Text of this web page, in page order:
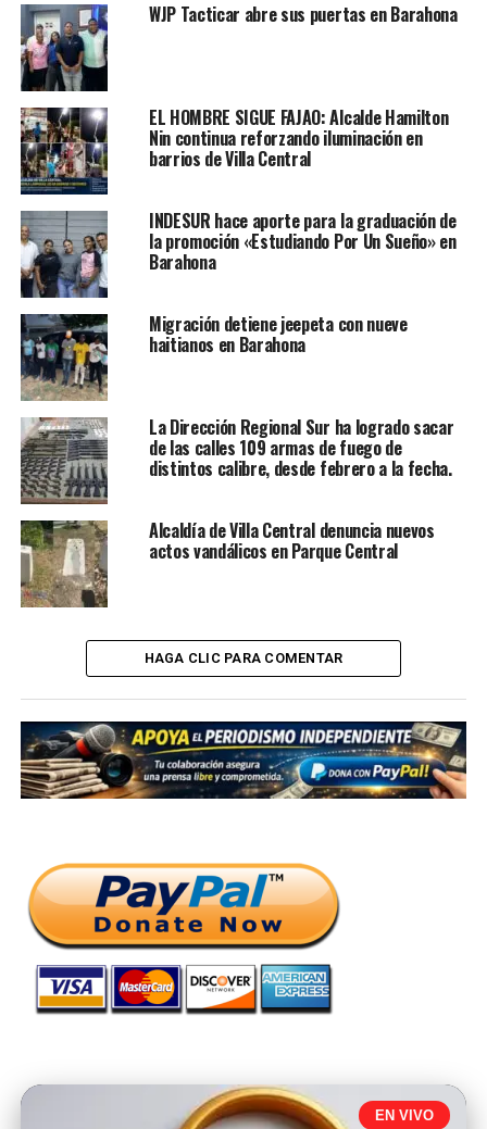
WJP Tacticar abre sus puertas en Barahona
EL HOMBRE SIGUE FAJAO: Alcalde Hamilton
Nin continua reforzando iluminación en
barrios de Villa Central
INDESUR hace aporte para la graduación de
la promoción «Estudiando Por Un Sueño» en
Barahona
Migración detiene jeepeta con nueve
haitianos en Barahona
La Dirección Regional Sur ha logrado sacar
de las calles 109 armas de fuego de
distintos calibre, desde febrero a la fecha.
Alcaldía de Villa Central denuncia nuevos
actos vandálicos en Parque Central
HAGA CLIC PARA COMENTAR
EN VIVO